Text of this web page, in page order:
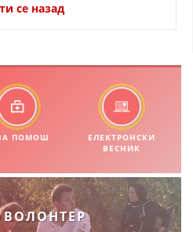
ДЕЈНОСТ
ПРИ КАТАСТРОФИ
НА ООЦК
СТАНИЦА ВОДНО
И ДЕЈСТВУВАЊЕ ПРИ КАТАСТРОФИ
СО ЈАВНОСТ
НА ЈАВНО МИСЛЕЊЕ
се назад
ПОМОШ
ЕЛЕКТРОНСКИ
ВЕСНИК
ВОЛОНТЕР